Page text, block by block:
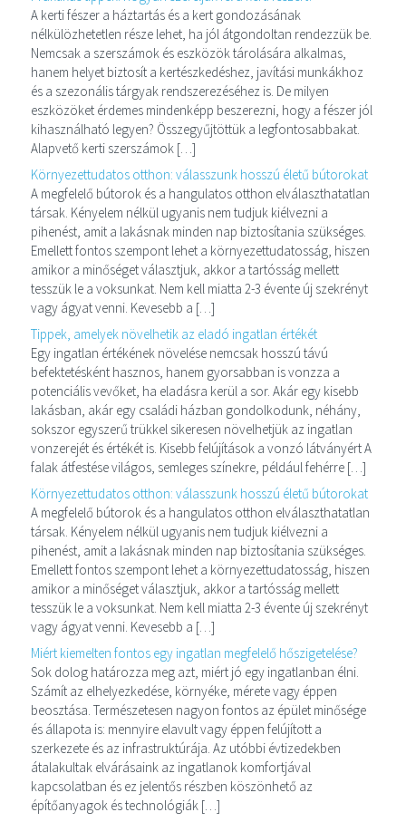
A kerti fészer a háztartás és a kert gondozásának
nélkülözhetetlen része lehet, ha jól átgondoltan rendezzük be.
Nemcsak a szerszámok és eszközök tárolására alkalmas,
hanem helyet biztosít a kertészkedéshez, javítási munkákhoz
és a szezonális tárgyak rendszerezéséhez is. De milyen
eszközöket érdemes mindenképp beszerezni, hogy a fészer jól
kihasználható legyen? Összegyűjtöttük a legfontosabbakat.
Alapvető kerti szerszámok […]
Környezettudatos otthon: válasszunk hosszú életű bútorokat
A megfelelő bútorok és a hangulatos otthon elválaszthatatlan
társak. Kényelem nélkül ugyanis nem tudjuk kiélvezni a
pihenést, amit a lakásnak minden nap biztosítania szükséges.
Emellett fontos szempont lehet a környezettudatosság, hiszen
amikor a minőséget választjuk, akkor a tartósság mellett
tesszük le a voksunkat. Nem kell miatta 2-3 évente új szekrényt
vagy ágyat venni. Kevesebb a […]
Tippek, amelyek növelhetik az eladó ingatlan értékét
Egy ingatlan értékének növelése nemcsak hosszú távú
befektetésként hasznos, hanem gyorsabban is vonzza a
potenciális vevőket, ha eladásra kerül a sor. Akár egy kisebb
lakásban, akár egy családi házban gondolkodunk, néhány,
sokszor egyszerű trükkel sikeresen növelhetjük az ingatlan
vonzerejét és értékét is. Kisebb felújítások a vonzó látványért A
falak átfestése világos, semleges színekre, például fehérre […]
Környezettudatos otthon: válasszunk hosszú életű bútorokat
A megfelelő bútorok és a hangulatos otthon elválaszthatatlan
társak. Kényelem nélkül ugyanis nem tudjuk kiélvezni a
pihenést, amit a lakásnak minden nap biztosítania szükséges.
Emellett fontos szempont lehet a környezettudatosság, hiszen
amikor a minőséget választjuk, akkor a tartósság mellett
tesszük le a voksunkat. Nem kell miatta 2-3 évente új szekrényt
vagy ágyat venni. Kevesebb a […]
Miért kiemelten fontos egy ingatlan megfelelő hőszigetelése?
Sok dolog határozza meg azt, miért jó egy ingatlanban élni.
Számít az elhelyezkedése, környéke, mérete vagy éppen
beosztása. Természetesen nagyon fontos az épület minősége
és állapota is: mennyire elavult vagy éppen felújított a
szerkezete és az infrastruktúrája. Az utóbbi évtizedekben
átalakultak elvárásaink az ingatlanok komfortjával
kapcsolatban és ez jelentős részben köszönhető az
építőanyagok és technológiák […]